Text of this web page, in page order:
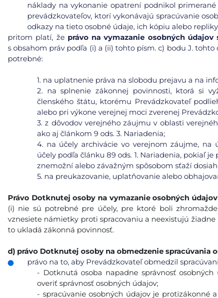
náklady na vykonanie opatrení podnikol
prevádzkovateľov, ktorí vykonávajú spracúvanie
odkazy na tieto osobné údaje, ich kópiu alebo
pritom platí, že právo na vymazanie osobných údajov
s obsahom práv podľa (i) a (ii) tohto písm. c) bodu J.
potrebné:
1. na uplatnenie práva na slobodu prejavu a na
2. na splnenie zákonnej povinnosti, ktorá si
členského štátu, ktorému Prevádzkovateľ
alebo pri výkone verejnej moci zverenej
3.z dôvodov verejného záujmu v oblasti
ako aj článkom 9 ods. 3. Nariadenia;
4. na účely archivácie vo verejnom záujme, na
účely podľa článku 89 ods. 1. Nariadenia, pokiaľ
znemožní alebo závažným spôsobom sťaží
5. na preukazovanie, uplatňovanie alebo
Právo Dotknutej osoby na vymazanie osobných údajov
(i) nie sú potrebné pre účely, pre ktoré boli
vznesiete námietky proti spracovaniu a neexistujú
to ukladá zákonná povinnosť.
d) právo Dotknutej osoby na obmedzenie spracúvania
právo na to, aby Prevádzkovateľ obmedzil
- Dotknutá osoba napadne správnosť
overiť správnosť osobných údajov;
- spracúvanie osobných údajov je protizákonné